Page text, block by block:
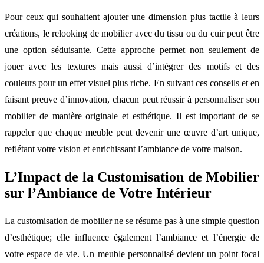
Pour ceux qui souhaitent ajouter une dimension plus tactile à leurs
créations, le relooking de mobilier avec du tissu ou du cuir peut être
une option séduisante. Cette approche permet non seulement de
jouer avec les textures mais aussi d’intégrer des motifs et des
couleurs pour un effet visuel plus riche. En suivant ces conseils et en
faisant preuve d’innovation, chacun peut réussir à personnaliser son
mobilier de manière originale et esthétique. Il est important de se
rappeler que chaque meuble peut devenir une œuvre d’art unique,
reflétant votre vision et enrichissant l’ambiance de votre maison.
L’Impact de la Customisation de Mobilier
sur l’Ambiance de Votre Intérieur
La customisation de mobilier ne se résume pas à une simple question
d’esthétique; elle influence également l’ambiance et l’énergie de
votre espace de vie. Un meuble personnalisé devient un point focal